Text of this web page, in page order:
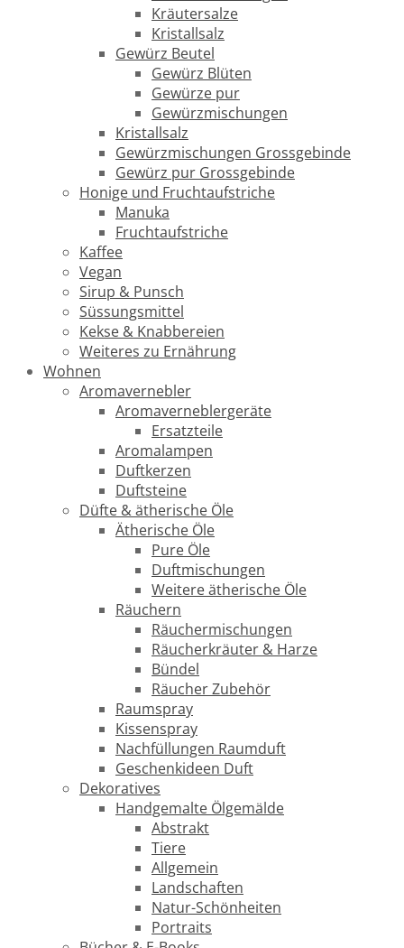
Kräutersalze
Kristallsalz
Gewürz Beutel
Gewürz Blüten
Gewürze pur
Gewürzmischungen
Kristallsalz
Gewürzmischungen Grossgebinde
Gewürz pur Grossgebinde
Honige und Fruchtaufstriche
Manuka
Fruchtaufstriche
Kaffee
Vegan
Sirup & Punsch
Süssungsmittel
Kekse & Knabbereien
Weiteres zu Ernährung
Wohnen
Aromavernebler
Aromaverneblergeräte
Ersatzteile
Aromalampen
Duftkerzen
Duftsteine
Düfte & ätherische Öle
Ätherische Öle
Pure Öle
Duftmischungen
Weitere ätherische Öle
Räuchern
Räuchermischungen
Räucherkräuter & Harze
Bündel
Räucher Zubehör
Raumspray
Kissenspray
Nachfüllungen Raumduft
Geschenkideen Duft
Dekoratives
Handgemalte Ölgemälde
Abstrakt
Tiere
Allgemein
Landschaften
Natur-Schönheiten
Portraits